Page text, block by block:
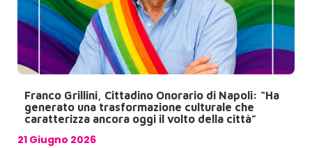
Franco Grillini, Cittadino Onorario di Napoli: “Ha
generato una trasformazione culturale che
caratterizza ancora oggi il volto della città”
21 Giugno 2026